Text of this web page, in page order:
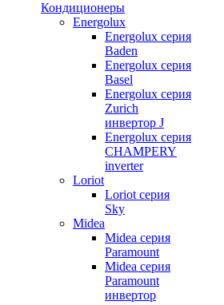
Кондиционеры
Energolux
Energolux серия
Baden
Energolux серия
Basel
Energolux серия
Zurich
инвертор J
Energolux серия
CHAMPERY
inverter
Loriot
Loriot серия
Sky
Midea
Midea серия
Paramount
Midea серия
Paramount
инвертор